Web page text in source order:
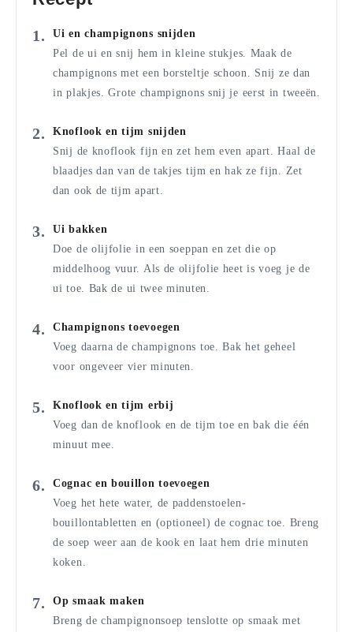
Ui en champignons snijden
Pel de ui en snij hem in kleine stukjes. Maak de
champignons met een borsteltje schoon. Snij ze dan
in plakjes. Grote champignons snij je eerst in tweeën.
Knoflook en tijm snijden
Snij de knoflook fijn en zet hem even apart. Haal de
blaadjes dan van de takjes tijm en hak ze fijn. Zet
dan ook de tijm apart.
Ui bakken
Doe de olijfolie in een soeppan en zet die op
middelhoog vuur. Als de olijfolie heet is voeg je de
ui toe. Bak de ui twee minuten.
Champignons toevoegen
Voeg daarna de champignons toe. Bak het geheel
voor ongeveer vier minuten.
Knoflook en tijm erbij
Voeg dan de knoflook en de tijm toe en bak die één
minuut mee.
Cognac en bouillon toevoegen
Voeg het hete water, de paddenstoelen-
bouillontabletten en (optioneel) de cognac toe. Breng
de soep weer aan de kook en laat hem drie minuten
koken.
Op smaak maken
Breng de champignonsoep tenslotte op smaak met